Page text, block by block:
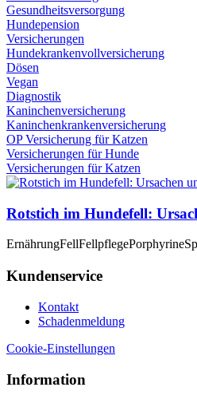
Gesundheitsversorgung
Hundepension
Versicherungen
Hundekrankenvollversicherung
Dösen
Vegan
Diagnostik
Kaninchenversicherung
Kaninchenkrankenversicherung
OP Versicherung für Katzen
Versicherungen für Hunde
Versicherungen für Katzen
Rotstich im Hundefell:
ErnährungFellFellpflegePorphyrine
Kundenservice
Kontakt
Schadenmeldung
Cookie-Einstellungen
Information